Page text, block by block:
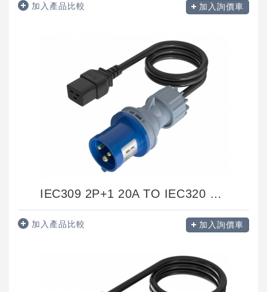
加入產品比較 加入詢價車
IEC309 2P+1 20A TO IEC320 C19
加入產品比較 加入詢價車